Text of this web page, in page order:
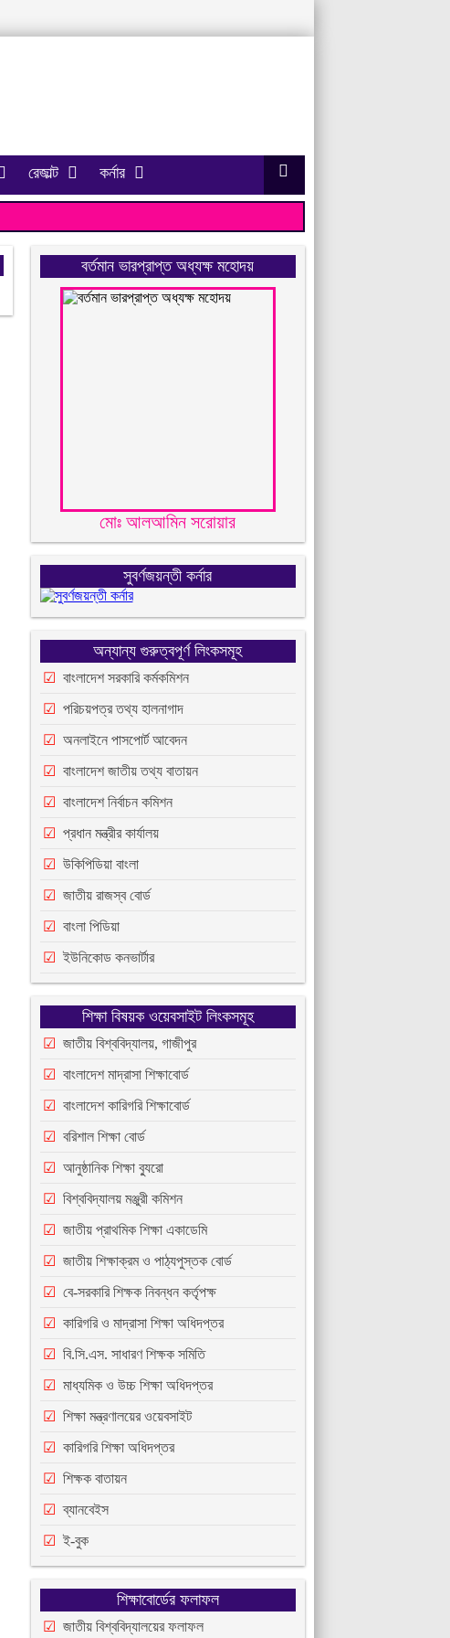
রেজাল্ট কর্নার
বর্তমান ভারপ্রাপ্ত অধ্যক্ষ মহোদয়
মোঃ আলআমিন সরোয়ার
সুবর্ণজয়ন্তী কর্নার
অন্যান্য গুরুত্বপূর্ণ লিংকসমূহ
বাংলাদেশ সরকারি কর্মকমিশন
পরিচয়পত্র তথ্য হালনাগাদ
অনলাইনে পাসপোর্ট আবেদন
বাংলাদেশ জাতীয় তথ্য বাতায়ন
বাংলাদেশ নির্বাচন কমিশন
প্রধান মন্ত্রীর কার্যালয়
উকিপিডিয়া বাংলা
জাতীয় রাজস্ব বোর্ড
বাংলা পিডিয়া
ইউনিকোড কনভার্টার
শিক্ষা বিষয়ক ওয়েবসাইট লিংকসমূহ
জাতীয় বিশ্ববিদ্যালয়, গাজীপুর
বাংলাদেশ মাদ্রাসা শিক্ষাবোর্ড
বাংলাদেশ কারিগরি শিক্ষাবোর্ড
বরিশাল শিক্ষা বোর্ড
আনুষ্ঠানিক শিক্ষা ব্যুরো
বিশ্ববিদ্যালয় মঞ্জুরী কমিশন
জাতীয় প্রাথমিক শিক্ষা একাডেমি
জাতীয় শিক্ষাক্রম ও পাঠ্যপুস্তক বোর্ড
বে-সরকারি শিক্ষক নিবন্ধন কর্তৃপক্ষ
কারিগরি ও মাদ্রাসা শিক্ষা অধিদপ্তর
বি.সি.এস. সাধারণ শিক্ষক সমিতি
মাধ্যমিক ও উচ্চ শিক্ষা অধিদপ্তর
শিক্ষা মন্ত্রণালয়ের ওয়েবসাইট
কারিগরি শিক্ষা অধিদপ্তর
শিক্ষক বাতায়ন
ব্যানবেইস
ই-বুক
শিক্ষাবোর্ডের ফলাফল
জাতীয় বিশ্ববিদ্যালয়ের ফলাফল